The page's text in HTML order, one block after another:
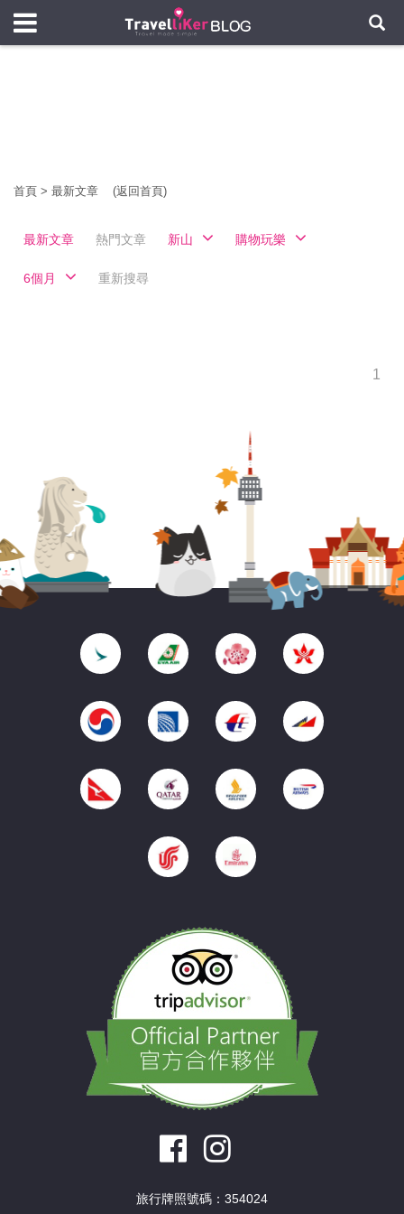
首頁 > 最新文章 (返回首頁)
最新文章 熱門文章 新山 購物玩樂
6個月 重新搜尋
1
旅行牌照號碼：354024